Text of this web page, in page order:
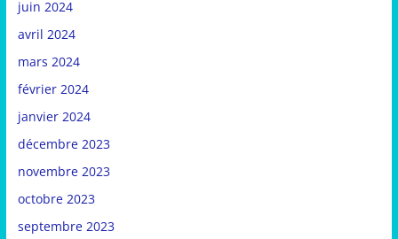
juin 2024
avril 2024
mars 2024
février 2024
janvier 2024
décembre 2023
novembre 2023
octobre 2023
septembre 2023